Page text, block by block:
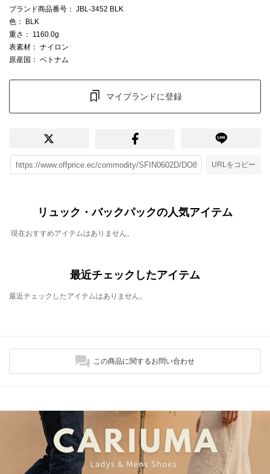
ブランド商品番号 ： JBL-3452 BLK
色 ： BLK
重さ ： 1160.0g
表素材 ： ナイロン
原産国 ： ベトナム
マイブランドに登録
URLをコピー
リュック・バックパックの人気アイテム
現在おすすめアイテムはありません。
最近チェックしたアイテム
最近チェックしたアイテムはありません。
この商品に関するお問い合わせ